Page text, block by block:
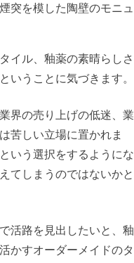
突を模した陶壁のモニュ
イル、釉薬の素晴らしさ
いうことに気づきます。
界の売り上げの低迷、業
苦しい立場に置かれま
いう選択をするようにな
てしまうのではないかと
活路を見出したいと、釉
かすオーダーメイドのタ